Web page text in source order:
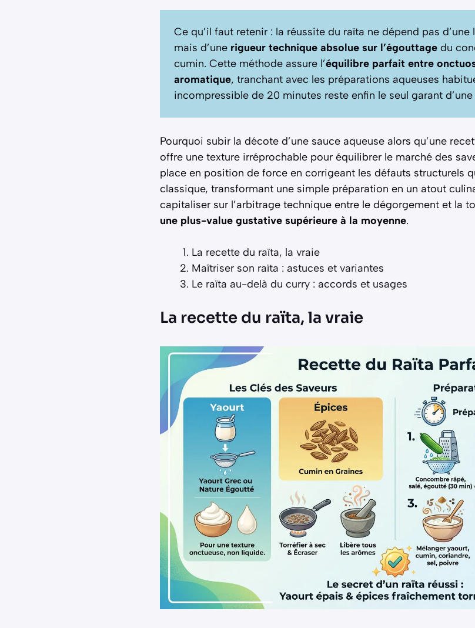
Ce qu’il faut retenir : la réussite du raïta ne dépend pas
mais d’une rigueur technique absolue sur l’égouttage du
cumin. Cette méthode assure l’équilibre parfait entre
aromatique, tranchant avec les préparations aqueuses
incompressible de 20 minutes reste enfin le seul garant
Pourquoi subir la décote d’une sauce aqueuse alors qu’une
offre une texture irréprochable pour équilibrer le marché des
place en position de force en corrigeant les défauts structurels
classique, transformant une simple préparation en un atout
capitaliser sur l’arbitrage technique entre le dégorgement et la
une plus-value gustative supérieure à la moyenne.
La recette du raïta, la vraie
Maîtriser son raïta : astuces et variantes
Le raïta au-delà du curry : accords et usages
La recette du raïta, la vraie